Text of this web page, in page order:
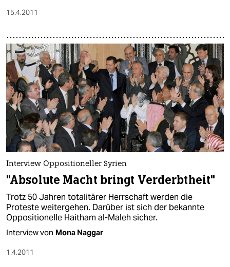
15.4.2011
Interview Oppositioneller Syrien
"Absolute Macht bringt Verderbtheit"
Trotz 50 Jahren totalitärer Herrschaft werden die
Proteste weitergehen. Darüber ist sich der bekannte
Oppositionelle Haitham al-Maleh sicher.
Interview von Mona Naggar
1.4.2011